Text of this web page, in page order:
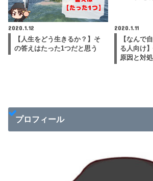
2020.1.12
【人生をどう生きるか？】そ
の答えはたった1つだと思う
2020.1.11
【なんで
る人向け
原因と対
プロフィール